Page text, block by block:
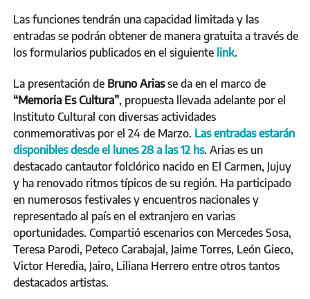
Las funciones tendrán una capacidad limitada y las
entradas se podrán obtener de manera gratuita a través de
los formularios publicados en el siguiente link.
La presentación de Bruno Ariasse da en el marco de
“Memoria Es Cultura”, propuesta llevada adelante por el
Instituto Cultural con diversas actividades
conmemorativas por el 24 de Marzo. Las entradas estarán
disponibles desde el lunes 28 a las 12 hs. Arias es un
destacado cantautor folclórico nacido en El Carmen, Jujuy
y ha renovado ritmos típicos de su región. Ha participado
en numerosos festivales y encuentros nacionales y
representado al país en el extranjero en varias
oportunidades. Compartió escenarios con Mercedes Sosa,
Teresa Parodi, Peteco Carabajal, Jaime Torres, León Gieco,
Victor Heredia, Jairo, Liliana Herrero entre otros tantos
destacados artistas.